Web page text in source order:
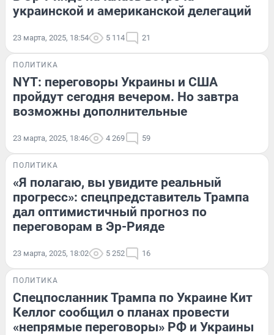
украинской и американской делегаций
23 марта, 2025, 18:54 5 114 21
ПОЛИТИКА
NYT: переговоры Украины и США
пройдут сегодня вечером. Но завтра
возможны дополнительные
23 марта, 2025, 18:46 4 269 59
ПОЛИТИКА
«Я полагаю, вы увидите реальный
прогресс»: спецпредставитель Трампа
дал оптимистичный прогноз по
переговорам в Эр-Рияде
23 марта, 2025, 18:02 5 252 16
ПОЛИТИКА
Спецпосланник Трампа по Украине Кит
Келлог сообщил о планах провести
«непрямые переговоры» РФ и Украины